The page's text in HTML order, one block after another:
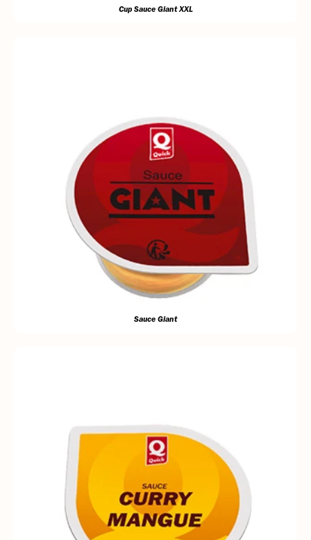
Cup Sauce Giant XXL
Sauce Giant